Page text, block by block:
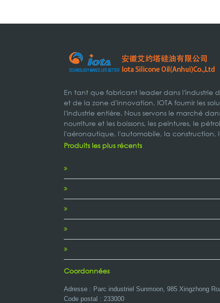
En tant que fabricant leader dans l'industrie
et de la zone d'innovation, IOTA fournir les
l'industrie entière. Nous servons le marché
nourriture et les boissons, les peintures, le
l'aéronautique, l'automobile, la construction,
Produits les plus récents
Coordonnées
Adresse : Parc industriel Sunmoon, 985 Xingzhong
Code postal : 233000